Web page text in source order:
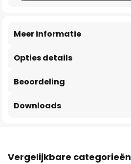
Opties details
Meer informatie
Beoordeling
Downloads
Vergelijkbare categorieën